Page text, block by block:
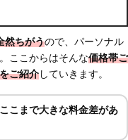
然ちがうので、パーソナル
ここからはそんな価格帯ご
ご紹介していきます。
こまで大きな料金差があ